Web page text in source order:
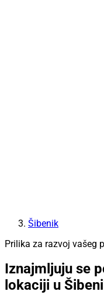
Šibenik
Prilika za razvoj vašeg
Iznajmljuju se
lokaciji u